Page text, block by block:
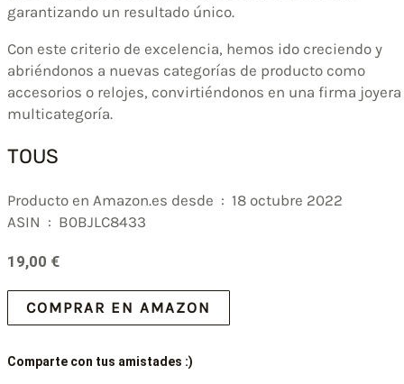
garantizando un resultado único.
Con este criterio de excelencia, hemos ido creciendo y
abriéndonos a nuevas categorías de producto como
accesorios o relojes, convirtiéndonos en una firma joyera
multicategoría.
TOUS
Producto en Amazon.es desde ‏ : ‎ 18 octubre 2022
ASIN ‏ : ‎ B0BJLC8433
19,00 €
COMPRAR EN AMAZON
Comparte con tus amistades :)